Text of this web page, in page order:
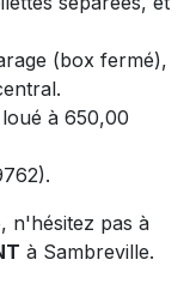
(box fermé),
à 650,00
n'hésitez pas à
à Sambreville.